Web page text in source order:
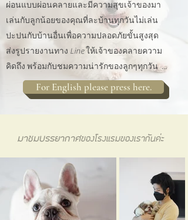
ผ่อนแบบผ่อนคลายและมีความสุขเจ้าของมา
เล่นกับลูกน้อยของคุณที่ละบ้านทุกวันไม่เล่น
ปะปนกับบ้านอื่นเพื่อความปลอดภัยขั้นสูงสุด
ส่งรูปรายงานทาง Line ให้เจ้าของคลายความ
คิดถึง พร้อมกับชมความน่ารักของลูกๆทุกวัน ...
For English please press here.
มาชมบรรยากาศของโรงแรมของเรากันค่ะ